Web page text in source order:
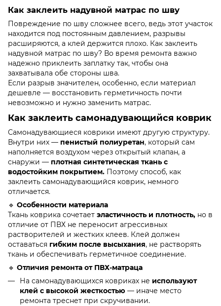
Как заклеить надувной матрас по шву
Повреждение по шву сложнее всего, ведь этот участок
находится под постоянным давлением, разрывы
расширяются, а клей держится плохо. Как заклеить
надувной матрас по шву? Во время ремонта важно
надежно приклеить заплатку так, чтобы она
захватывала обе стороны шва.
Если разрыв значителен, особенно, если материал
дешевле — восстановить герметичность почти
невозможно и нужно заменить матрас.
Как заклеить самонадувающийся коврик
Самонадувающиеся коврики имеют другую структуру.
Внутри них — пенистый полиуретан, который сам
наполняется воздухом через открытый клапан, а
снаружи — плотная синтетическая ткань с
водостойким покрытием. Поэтому способ, как
заклеить самонадувающийся коврик, немного
отличается.
🔹 Особенности материала
Ткань коврика сочетает эластичность и плотность, но в
отличие от ПВХ не переносит агрессивных
растворителей и жестких клеев. Клей должен
оставаться гибким после высыхания, не растворять
ткань и обеспечивать герметичное соединение.
🔹 Отличия ремонта от ПВХ-матраца
На самонадувающихся ковриках не используют
клей с высокой жесткостью — иначе место
ремонта треснет при скручивании.